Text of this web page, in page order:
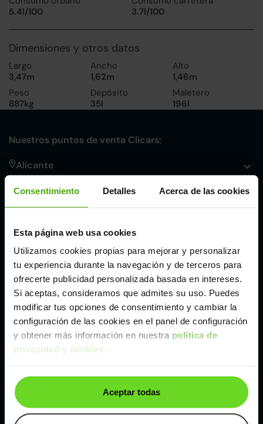
Consentimiento Detalles Acerca de las cookies
Esta página web usa cookies
Utilizamos cookies propias para mejorar y personalizar
tu experiencia durante la navegación y de terceros para
ofrecerte publicidad personalizada basada en intereses.
Si aceptas, consideramos que admites su uso. Puedes
modificar tus opciones de consentimiento y cambiar la
configuración de las cookies en el panel de configuración
y obtener más información en nuestra política de
privacidad y cookies.
Aceptar todas
5.4l/100
3.7l/100
Dimensiones y otros datos
Largo
3,47m
Ancho
1,62m
Alto
1,46m
Peso
887kg
Depósito
35l
Maletero
196l
Nuestros puntos de venta Clicars:
Alicante
Madrid
Málaga
Valencia
Zaragoza
Ver Citroen C1 de segunda mano y ocasión
Citroen C1 de segunda mano y ocasión